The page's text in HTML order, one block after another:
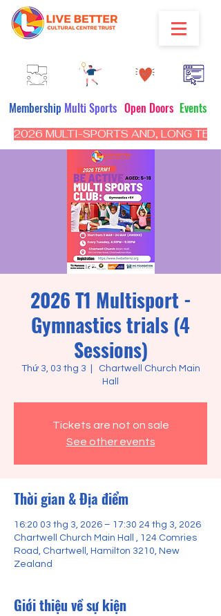
Multi Sports Open Doors Events
Membership
2026 MULTI-SPORTS AND, LONG
2026 T1 Multisport -
Gymnastics trials (4
Sessions)
Thứ 3, 03 thg 3
Chartwell Church Main
Hall
Tickets are not on sale
See other events
Thời gian & Địa điểm
16:20 03 thg 3, 2026 – 17:30 24 thg 3, 2026
Chartwell Church Main Hall , 124 Comries
Road, Chartwell, Hamilton 3210, New
Zealand
Giới thiệu về sự kiện